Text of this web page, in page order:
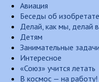
Авиация
Беседы об
Делай, как мы, делай
Детям
Занимательные
Интересное
«Союз» учится летать
В космос — на работу!